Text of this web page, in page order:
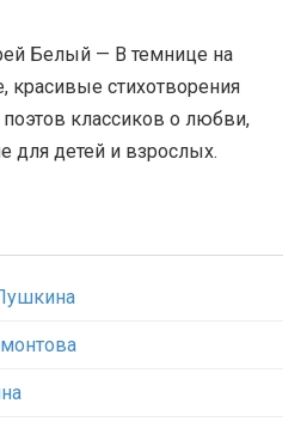
Белый — В темнице на
красивые стихотворения
классиков о любви,
для детей и взрослых.